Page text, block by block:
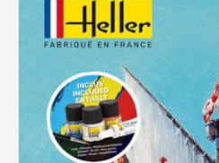
Pouvoir d'achat
Rechercher des produits...
Mon panier0
0,00
€
Connexion / Inscription